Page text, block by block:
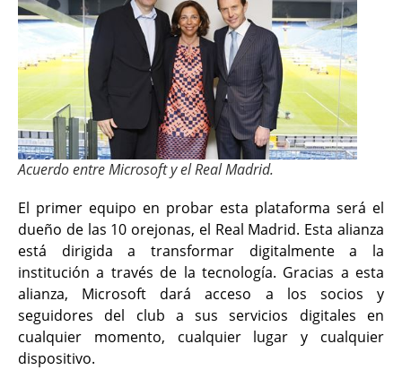
Acuerdo entre Microsoft y el Real Madrid.
El primer equipo en probar esta plataforma será el
dueño de las 10 orejonas, el Real Madrid. Esta alianza
está dirigida a transformar digitalmente a la
institución a través de la tecnología. Gracias a esta
alianza, Microsoft dará acceso a los socios y
seguidores del club a sus servicios digitales en
cualquier momento, cualquier lugar y cualquier
dispositivo.